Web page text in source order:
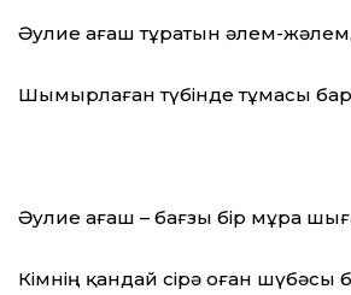
Әулие ағаш тұратын әлем-жәлем,
Шымырлаған түбінде тұмасы
Әулие ағаш – бағзы бір мұра
Кімнің қандай сірә оған шүбәсы